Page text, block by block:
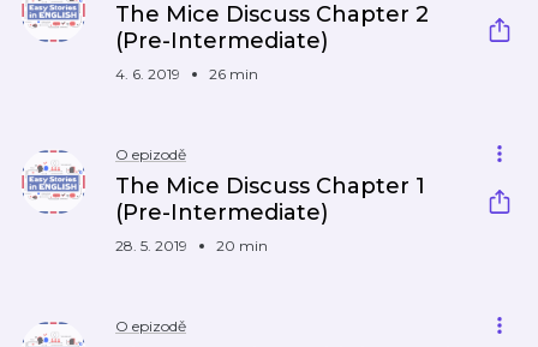
The Mice Discuss Chapter 2
(Pre-Intermediate)
4. 6. 2019 26 min
O epizodě
The Mice Discuss Chapter 1
(Pre-Intermediate)
28. 5. 2019 20 min
O epizodě